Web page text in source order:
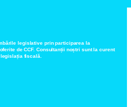
legislative prin participarea la
de CCF. Consultanții noștri sunt la curent
fiscală.